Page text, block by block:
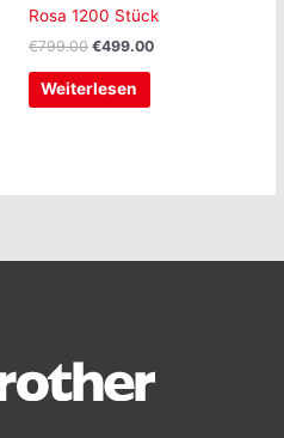
Rosa 1200 Stück
€799.00 €499.00
Weiterlesen